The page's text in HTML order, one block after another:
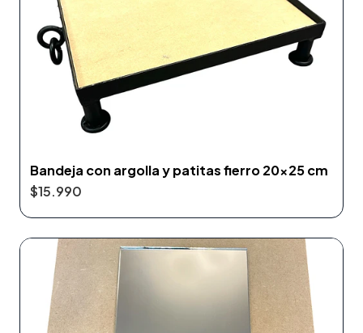
Bandeja con argolla y patitas fierro 20x25 cm
$15.990